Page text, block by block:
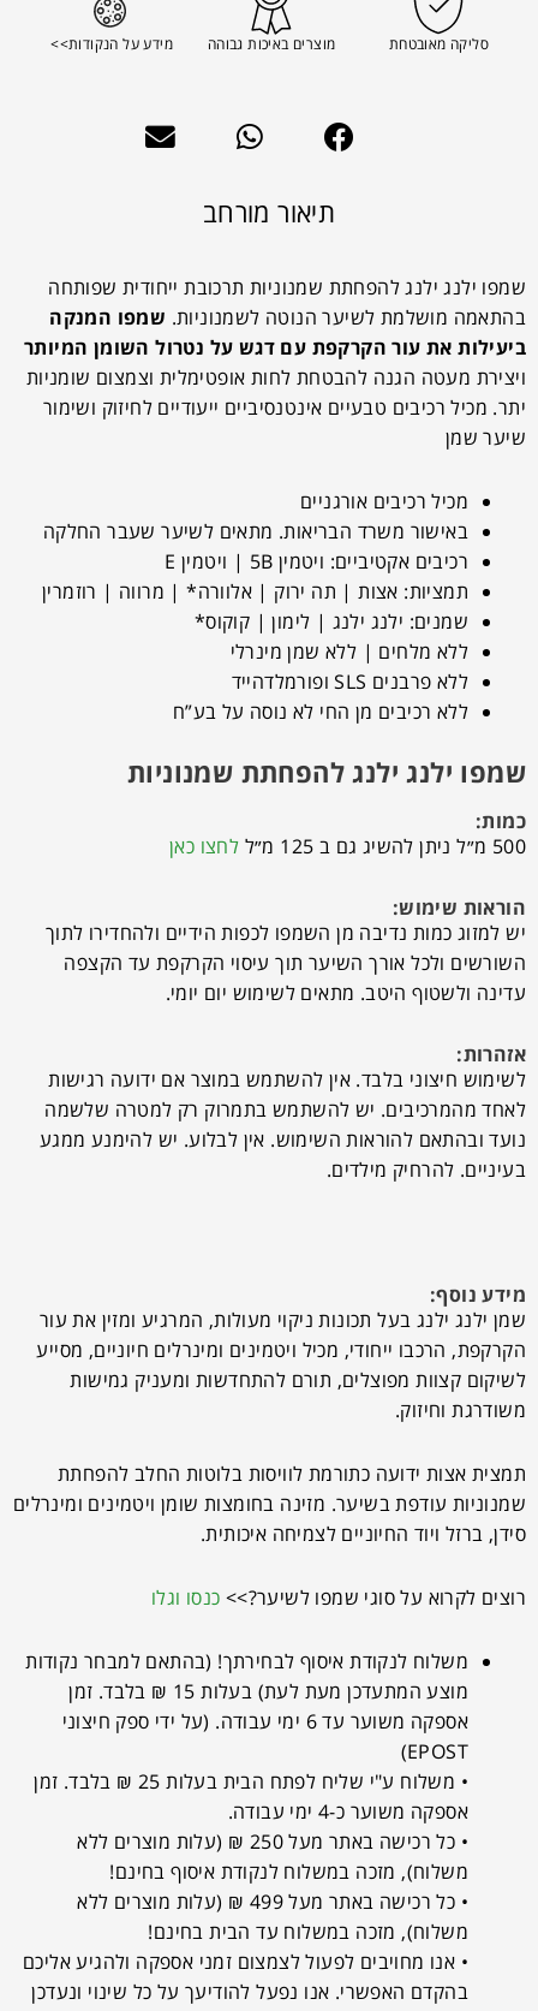
סליקה מאובטחת מוצרים באיכות גבוהה מידע על הנקודות>>
תיאור מורחב
שמפו ילנג ילנג להפחתת שמנוניות תרכובת ייחודית שפותחה
בהתאמה מושלמת לשיער הנוטה לשמנוניות. שמפו המנקה
ביעילות את עור הקרקפת עם דגש על נטרול השומן המיותר
ויצירת מעטה הגנה להבטחת לחות אופטימלית וצמצום שומניות
יתר. מכיל רכיבים טבעיים אינטנסיביים ייעודיים לחיזוק ושימור
שיער שמן
מכיל רכיבים אורגניים
באישור משרד הבריאות. מתאים לשיער שעבר החלקה
רכיבים אקטיביים: ויטמין 5B | ויטמין E
תמציות: אצות | תה ירוק | אלוורה* | מרווה | רוזמרין
שמנים: ילנג ילנג | לימון | קוקוס*
ללא מלחים | ללא שמן מינרלי
ללא פרבנים SLS ופורמלדהייד
ללא רכיבים מן החי לא נוסה על בע”ח
שמפו ילנג ילנג להפחתת שמנוניות
כמות:
500 מ״ל ניתן להשיג גם ב 125 מ״ל לחצו כאן
הוראות שימוש:
יש למזוג כמות נדיבה מן השמפו לכפות הידיים ולהחדירו לתוך
השורשים ולכל אורך השיער תוך עיסוי הקרקפת עד הקצפה
עדינה ולשטוף היטב. מתאים לשימוש יום יומי.
אזהרות:
לשימוש חיצוני בלבד. אין להשתמש במוצר אם ידועה רגישות
לאחד מהמרכיבים. יש להשתמש בתמרוק רק למטרה שלשמה
נועד ובהתאם להוראות השימוש. אין לבלוע. יש להימנע ממגע
בעיניים. להרחיק מילדים.
מידע נוסף:
שמן ילנג ילנג בעל תכונות ניקוי מעולות, המרגיע ומזין את עור
הקרקפת, הרכבו ייחודי, מכיל ויטמינים ומינרלים חיוניים, מסייע
לשיקום קצוות מפוצלים, תורם להתחדשות ומעניק גמישות
משודרגת וחיזוק.
תמצית אצות ידועה כתורמת לוויסות בלוטות החלב להפחתת
שמנוניות עודפת בשיער. מזינה בחומצות שומן ויטמינים ומינרלים
סידן, ברזל ויוד החיוניים לצמיחה איכותית.
רוצים לקרוא על סוגי שמפו לשיער?>> כנסו וגלו
משלוח לנקודת איסוף לבחירתך! (בהתאם למבחר נקודות
מוצע המתעדכן מעת לעת) בעלות 15 ₪ בלבד. זמן
אספקה משוער עד 6 ימי עבודה. (על ידי ספק חיצוני
EPOST)
• משלוח ע"י שליח לפתח הבית בעלות 25 ₪ בלבד. זמן
אספקה משוער כ-4 ימי עבודה.
• כל רכישה באתר מעל 250 ₪ (עלות מוצרים ללא
משלוח), מזכה במשלוח לנקודת איסוף בחינם!
• כל רכישה באתר מעל 499 ₪ (עלות מוצרים ללא
משלוח), מזכה במשלוח עד הבית בחינם!
• אנו מחויבים לפעול לצמצום זמני אספקה ולהגיע אליכם
בהקדם האפשרי. אנו נפעל להודיעך על כל שינוי ונעדכן